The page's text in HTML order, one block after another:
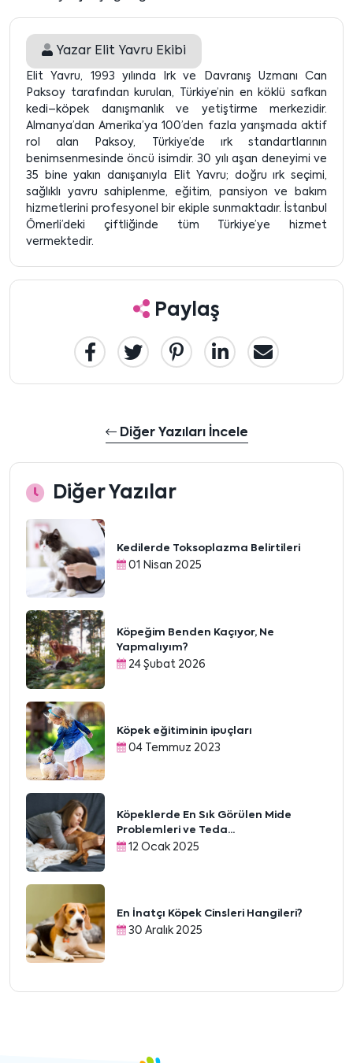
Yazar Elit Yavru Ekibi
Elit Yavru, 1993 yılında Irk ve Davranış Uzmanı Can
Paksoy tarafından kurulan, Türkiye’nin en köklü safkan
kedi–köpek danışmanlık ve yetiştirme merkezidir.
Almanya’dan Amerika’ya 100’den fazla yarışmada aktif
rol alan Paksoy, Türkiye’de ırk standartlarının
benimsenmesinde öncü isimdir. 30 yılı aşan deneyimi ve
35 bine yakın danışanıyla Elit Yavru; doğru ırk seçimi,
sağlıklı yavru sahiplenme, eğitim, pansiyon ve bakım
hizmetlerini profesyonel bir ekiple sunmaktadır. İstanbul
Ömerli’deki çiftliğinde tüm Türkiye’ye hizmet
vermektedir.
Paylaş
Diğer Yazıları İncele
Diğer Yazılar
Kedilerde Toksoplazma Belirtileri
01 Nisan 2025
Köpeğim Benden Kaçıyor, Ne
Yapmalıyım?
24 Şubat 2026
Köpek eğitiminin ipuçları
04 Temmuz 2023
Köpeklerde En Sık Görülen Mide
Problemleri ve Teda...
12 Ocak 2025
En İnatçı Köpek Cinsleri Hangileri?
30 Aralık 2025